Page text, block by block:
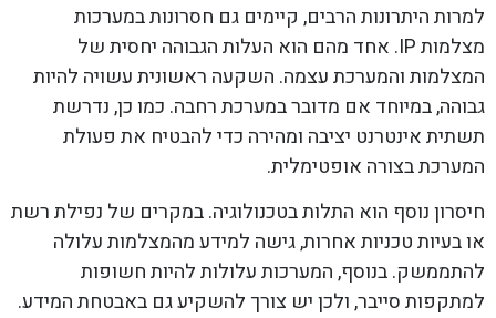
למרות היתרונות הרבים, קיימים גם חסרונות במערכות
מצלמות IP. אחד מהם הוא העלות הגבוהה יחסית של
המצלמות והמערכת עצמה. השקעה ראשונית עשויה להיות
גבוהה, במיוחד אם מדובר במערכת רחבה. כמו כן, נדרשת
תשתית אינטרנט יציבה ומהירה כדי להבטיח את פעולת
המערכת בצורה אופטימלית.
חיסרון נוסף הוא התלות בטכנולוגיה. במקרים של נפילת רשת
או בעיות טכניות אחרות, גישה למידע מהמצלמות עלולה
להתממשק. בנוסף, המערכות עלולות להיות חשופות
למתקפות סייבר, ולכן יש צורך להשקיע גם באבטחת המידע.